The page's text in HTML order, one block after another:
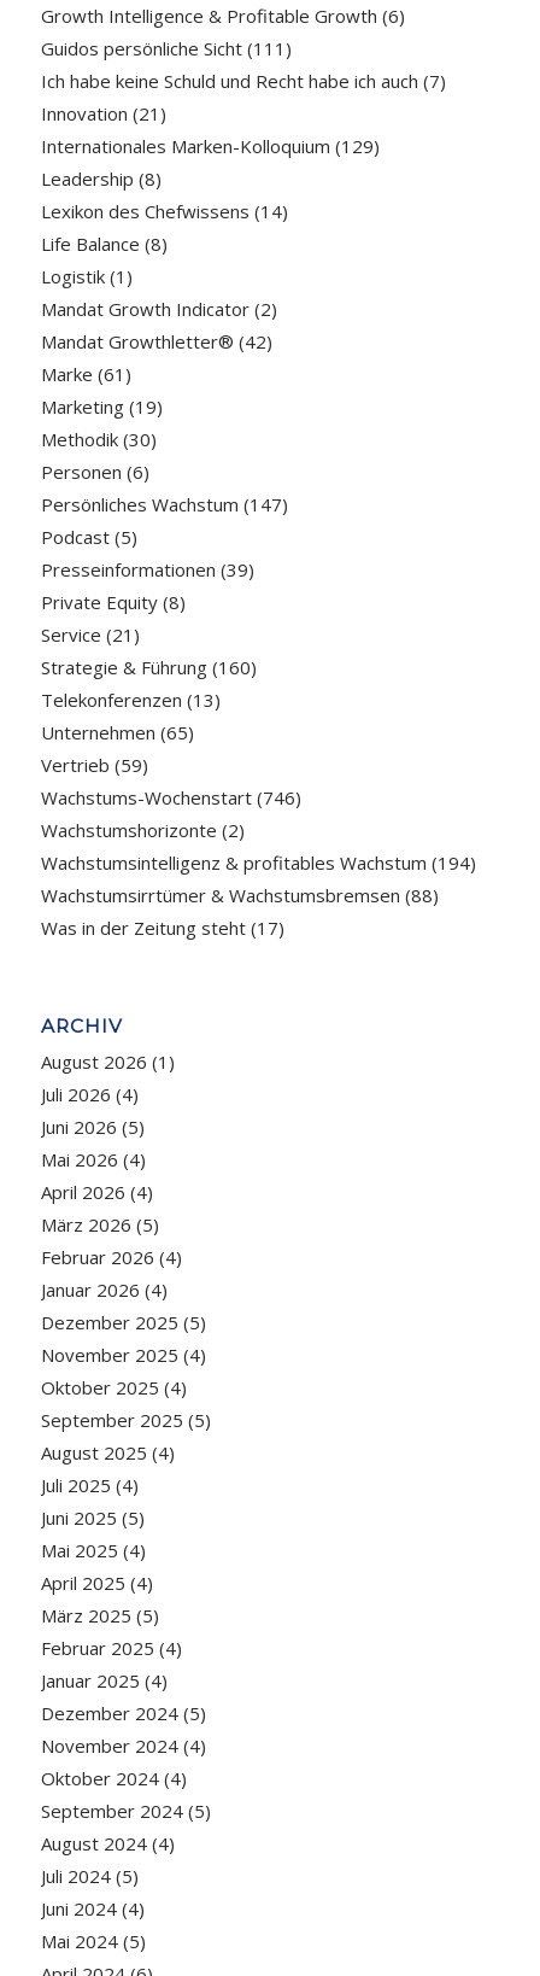
Growth Intelligence & Profitable Growth (6)
Guidos persönliche Sicht(111)
Ich habe keine Schuld und Recht habe ich auch (7)
Innovation (21)
Internationales Marken-Kolloquium (129)
Leadership (8)
Lexikon des Chefwissens (14)
Life Balance (8)
Logistik(1)
Mandat Growth Indicator(2)
Mandat Growthletter® (42)
Marke (61)
Marketing(19)
Methodik(30)
Personen (6)
Persönliches Wachstum (147)
Podcast(5)
Presseinformationen (39)
Private Equity(8)
Service (21)
Strategie & Führung(160)
Telekonferenzen (13)
Unternehmen (65)
Vertrieb (59)
Wachstums-Wochenstart(746)
Wachstumshorizonte (2)
Wachstumsintelligenz & profitables Wachstum (194)
Wachstumsirrtümer & Wachstumsbremsen (88)
Was in der Zeitung steht(17)
ARCHIV
August 2026 (1)
Juli 2026 (4)
Juni 2026 (5)
Mai 2026 (4)
April 2026 (4)
März 2026 (5)
Februar 2026 (4)
Januar 2026 (4)
Dezember 2025 (5)
November 2025 (4)
Oktober 2025 (4)
September 2025 (5)
August 2025 (4)
Juli 2025 (4)
Juni 2025 (5)
Mai 2025 (4)
April 2025 (4)
März 2025 (5)
Februar 2025 (4)
Januar 2025 (4)
Dezember 2024(5)
November 2024(4)
Oktober 2024(4)
September 2024(5)
August 2024(4)
Juli 2024(5)
Juni 2024(4)
Mai 2024(5)